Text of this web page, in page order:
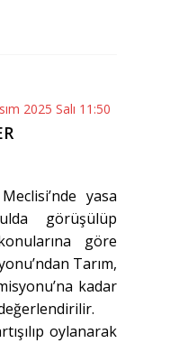
2025 Salı 11:50
yasa
görüşülüp
göre
Tarım,
kadar
oylanarak